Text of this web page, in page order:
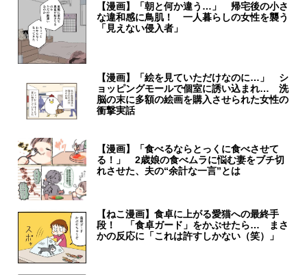
【漫画】「朝と何か違う…」 帰宅後の小さ
な違和感に鳥肌！ 一人暮らしの女性を襲う
「見えない侵入者」
【漫画】「絵を見ていただけなのに…」 シ
ョッピングモールで個室に誘い込まれ… 洗
脳の末に多額の絵画を購入させられた女性の
衝撃実話
【漫画】「食べるならとっくに食べさせて
る！」 2歳娘の食べムラに悩む妻をブチ切
れさせた、夫の“余計な一言”とは
【ねこ漫画】食卓に上がる愛猫への最終手
段！ 「食卓ガード」をかぶせたら… まさ
かの反応に「これは許すしかない（笑）」